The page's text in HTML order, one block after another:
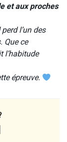
et aux proches
l’un des
Que ce
l’habitude
épreuve.